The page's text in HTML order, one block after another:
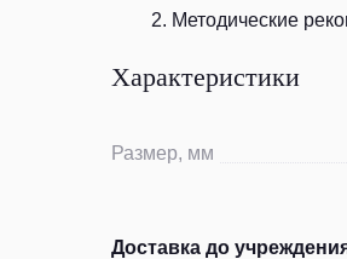
Методические
Характеристики
Размер, мм
Доставка до